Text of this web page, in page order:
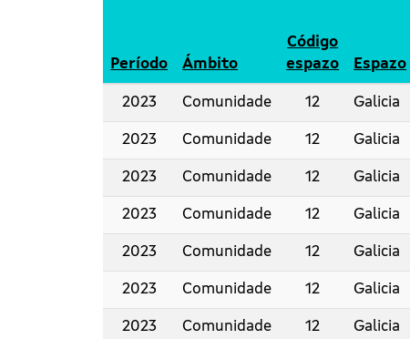
Período Ámbito
Código
espazo
Espazo
2023 Comunidade 12 Galicia
2023 Comunidade 12 Galicia
2023 Comunidade 12 Galicia
2023 Comunidade 12 Galicia
2023 Comunidade 12 Galicia
2023 Comunidade 12 Galicia
2023 Comunidade 12 Galicia